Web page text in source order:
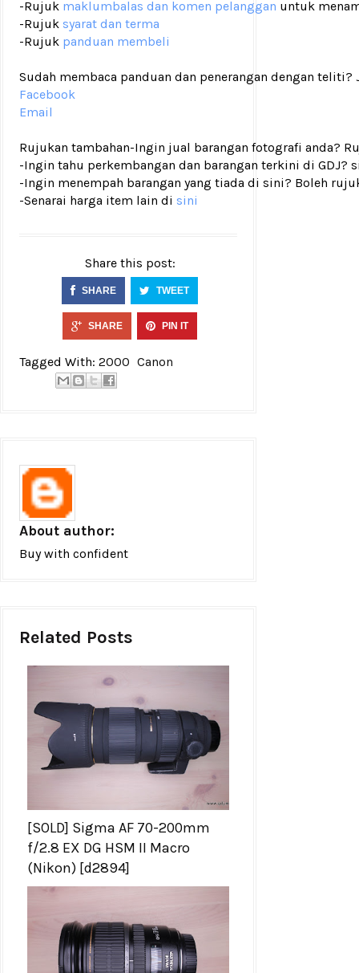
-Rujuk maklumbalas dan komen pelanggan untuk
-Rujuk syarat dan terma
-Rujuk panduan membeli
Sudah membaca panduan dan penerangan dengan
Facebook
Email
Rujukan tambahan-Ingin jual barangan fotografi anda?
-Ingin tahu perkembangan dan barangan terkini di GDJ?
-Ingin menempah barangan yang tiada di sini? Boleh
-Senarai harga item lain di sini
Share this post:
SHARE TWEET
SHARE PIN IT
Tagged With: 2000 Canon
About author:
Buy with confident
Related Posts
[SOLD] Sigma AF 70-200mm
f/2.8 EX DG HSM II Macro
(Nikon) [d2894]